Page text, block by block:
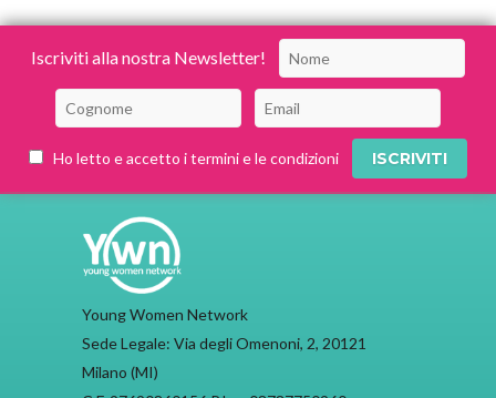
Iscriviti alla nostra Newsletter!
Ho letto e accetto i termini e le condizioni
Young Women Network
Sede Legale: Via degli Omenoni, 2, 20121
Milano (MI)